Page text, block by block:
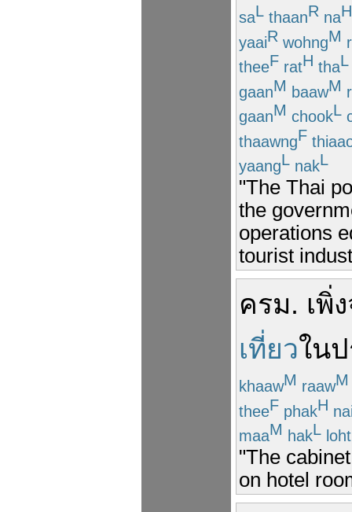
saL thaanR naH
yaaiR wohngM
theeF ratH thaL
gaanM baawM
gaanM chookL
thaawngF
yaangL nakL
"The Thai
the
operations
tourist
ครม. เพิ่
เที่ยวใน
khaawM raawM
theeF phakH
maaM hakL loht
"The
on hotel